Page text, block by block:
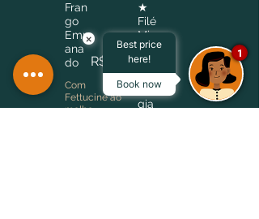
Fran
go
Emp
ana
do
Com
Fettucine ao
molho
R$62
★
Filé
Mig
non
a
Par
me
gia
×
Best price
here!
Book now
1